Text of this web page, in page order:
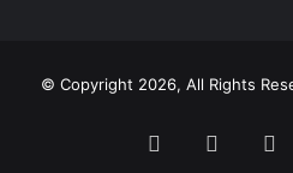
© Copyright 2026, All Rights
Facebook